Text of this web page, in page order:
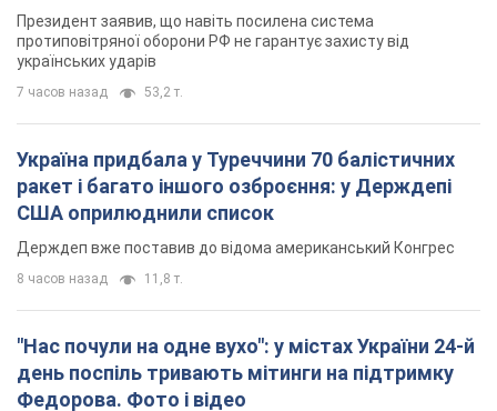
Президент заявив, що навіть посилена система
протиповітряної оборони РФ не гарантує захисту від
українських ударів
7 часов назад 53,2 т.
Україна придбала у Туреччини 70 балістичних
ракет і багато іншого озброєння: у Держдепі
США оприлюднили список
Держдеп вже поставив до відома американський Конгрес
8 часов назад 11,8 т.
"Нас почули на одне вухо": у містах України 24-й
день поспіль тривають мітинги на підтримку
Федорова. Фото і відео